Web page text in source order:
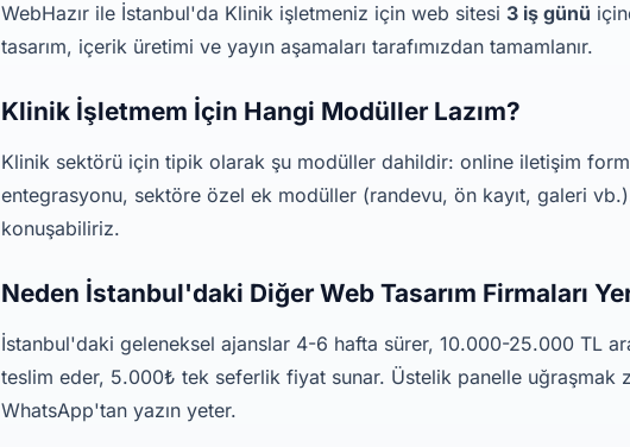
WebHazır ile İstanbul'da Klinik işletmeniz için web sitesi 3 iş günü
tasarım, içerik üretimi ve yayın aşamaları tarafımızdan tamamlanır.
Klinik İşletmem İçin Hangi Modüller Lazım?
Klinik sektörü için tipik olarak şu modüller dahildir: online iletişim
entegrasyonu, sektöre özel ek modüller (randevu, ön kayıt, galeri
konuşabiliriz.
Neden İstanbul'daki Diğer Web Tasarım Firmaları
İstanbul'daki geleneksel ajanslar 4-6 hafta sürer, 10.000-25.000 TL
teslim eder, 5.000₺ tek seferlik fiyat sunar. Üstelik panelle
WhatsApp'tan yazın yeter.